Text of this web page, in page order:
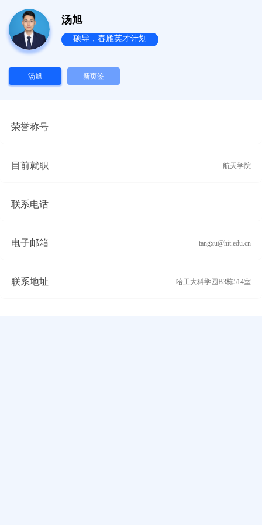
汤旭
硕导，春雁英才计划
汤旭 新页签
荣誉称号
目前就职 航天学院
联系电话
电子邮箱 tangxu@hit.edu.cn
联系地址 哈工大科学园B3栋514室